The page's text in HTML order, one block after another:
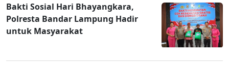
Bakti Sosial Hari Bhayangkara,
Polresta Bandar Lampung Hadir
untuk Masyarakat